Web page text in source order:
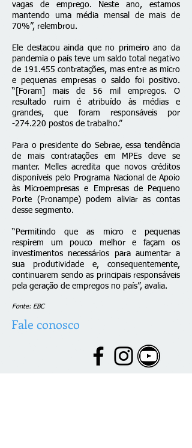
vagas de emprego. Neste ano, estamos
mantendo uma média mensal de mais de
70%”, relembrou.
Ele destacou ainda que no primeiro ano da
pandemia o país teve um saldo total negativo
de 191.455 contratações, mas entre as micro
e pequenas empresas o saldo foi positivo.
“[Foram] mais de 56 mil empregos. O
resultado ruim é atribuído às médias e
grandes, que foram responsáveis por
-274.220 postos de trabalho.”
Para o presidente do Sebrae, essa tendência
de mais contratações em MPEs deve se
manter. Melles acredita que novos créditos
disponíveis pelo Programa Nacional de Apoio
às Microempresas e Empresas de Pequeno
Porte (Pronampe) podem aliviar as contas
desse segmento.
“Permitindo que as micro e pequenas
respirem um pouco melhor e façam os
investimentos necessários para aumentar a
sua produtividade e, consequentemente,
continuarem sendo as principais responsáveis
pela geração de empregos no país”, avalia.
Fonte: EBC
Fale conosco